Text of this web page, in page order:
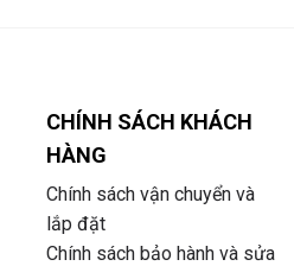
CHÍNH SÁCH KHÁCH
HÀNG
Chính sách vận chuyển và
lắp đặt
Chính sách bảo hành và sửa